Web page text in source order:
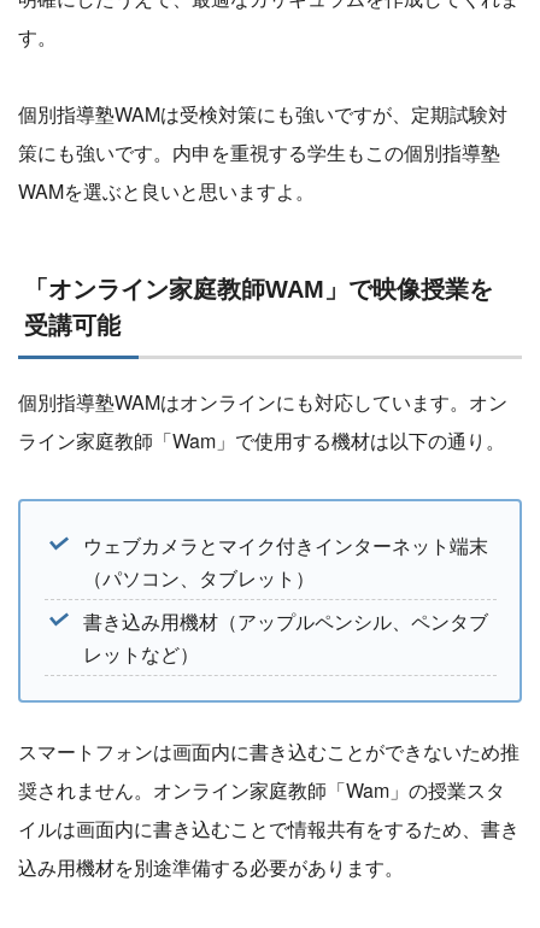
す。
個別指導塾WAMは受検対策にも強いですが、定期試験対
策にも強いです。内申を重視する学生もこの個別指導塾
WAMを選ぶと良いと思いますよ。
「オンライン家庭教師WAM」で映像授業を
受講可能
個別指導塾WAMはオンラインにも対応しています。オン
ライン家庭教師「Wam」で使用する機材は以下の通り。
ウェブカメラとマイク付きインターネット端末
（パソコン、タブレット）
書き込み用機材（アップルペンシル、ペンタブ
レットなど）
スマートフォンは画面内に書き込むことができないため推
奨されません。オンライン家庭教師「Wam」の授業スタ
イルは画面内に書き込むことで情報共有をするため、書き
込み用機材を別途準備する必要があります。